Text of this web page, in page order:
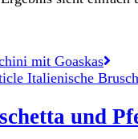
mit Goaskas
und